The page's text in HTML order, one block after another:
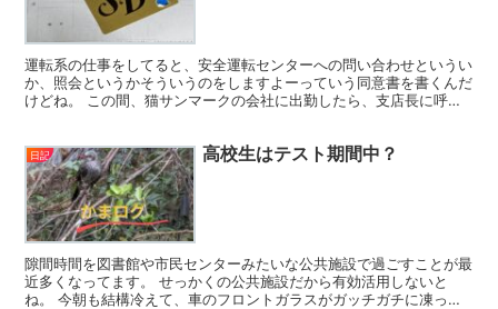
運転系の仕事をしてると、安全運転センターへの問い合わせというい
か、照会というかそういうのをしますよーっていう同意書を書くんだ
けどね。 この間、猫サンマークの会社に出勤したら、支店長に呼び
日記 高校生はテスト期間中？
隙間時間を図書館や市民センターみたいな公共施設で過ごすことが最
近多くなってます。 せっかくの公共施設だから有効活用しないと
ね。 今朝も結構冷えて、車のフロントガラスがガッチガチに凍って